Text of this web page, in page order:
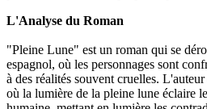
L'Analyse du Roman
"Pleine Lune" est un roman qui se
espagnol, où les personnages sont
à des réalités souvent cruelles.
où la lumière de la pleine lune éclaire